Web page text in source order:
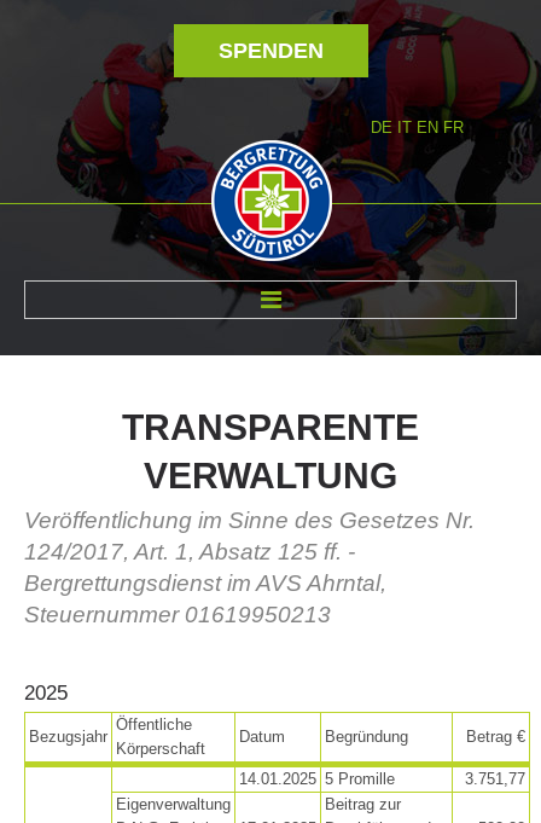
SPENDEN
DE IT EN FR
TRANSPARENTE
VERWALTUNG
Veröffentlichung im Sinne des Gesetzes Nr.
124/2017, Art. 1, Absatz 125 ff. -
Bergrettungsdienst im AVS Ahrntal,
Steuernummer 01619950213
2025
Bezugsjahr
Öffentliche
Körperschaft
Datum Begründung Betrag €
14.01.2025 5 Promille
3.751,77
Eigenverwaltung
Beitrag zur